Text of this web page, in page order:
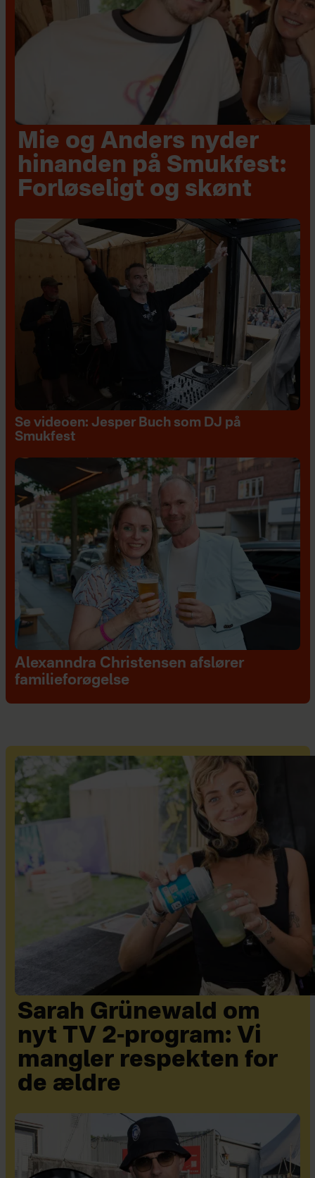
Mie og Anders nyder
hinanden på Smukfest:
Forløseligt og skønt
Se videoen: Jesper Buch som DJ på
Smukfest
Alexanndra Christensen afslører
familieforøgelse
Sarah Grünewald om
nyt TV 2-program: Vi
mangler respekten for
de ældre